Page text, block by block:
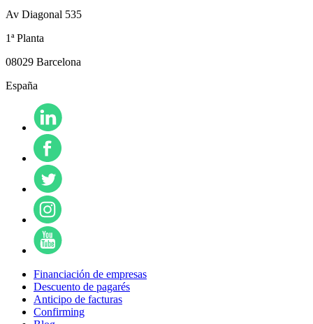
Av Diagonal 535
1ª Planta
08029 Barcelona
España
Financiación de empresas
Descuento de pagarés
Anticipo de facturas
Confirming